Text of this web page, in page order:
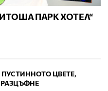
ПАРК ХОТЕЛ“
ЦВЕТЕ,